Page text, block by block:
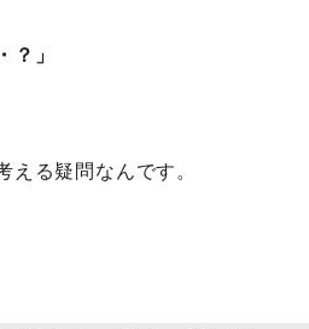
？」
える疑問なんです。